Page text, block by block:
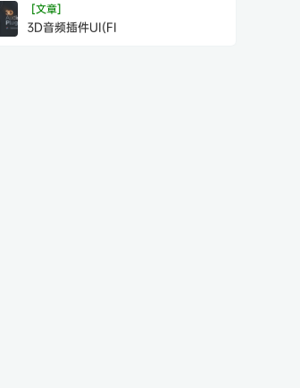
[文章]
3D音频插件UI(FI